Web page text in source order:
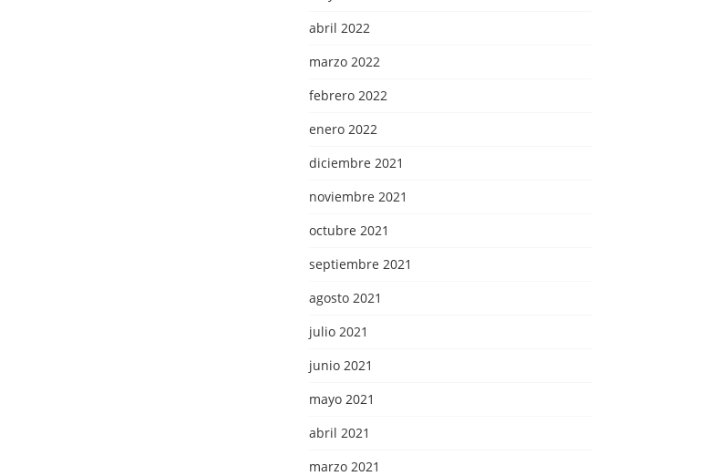
abril 2022
marzo 2022
febrero 2022
enero 2022
diciembre 2021
noviembre 2021
octubre 2021
septiembre 2021
agosto 2021
julio 2021
junio 2021
mayo 2021
abril 2021
marzo 2021